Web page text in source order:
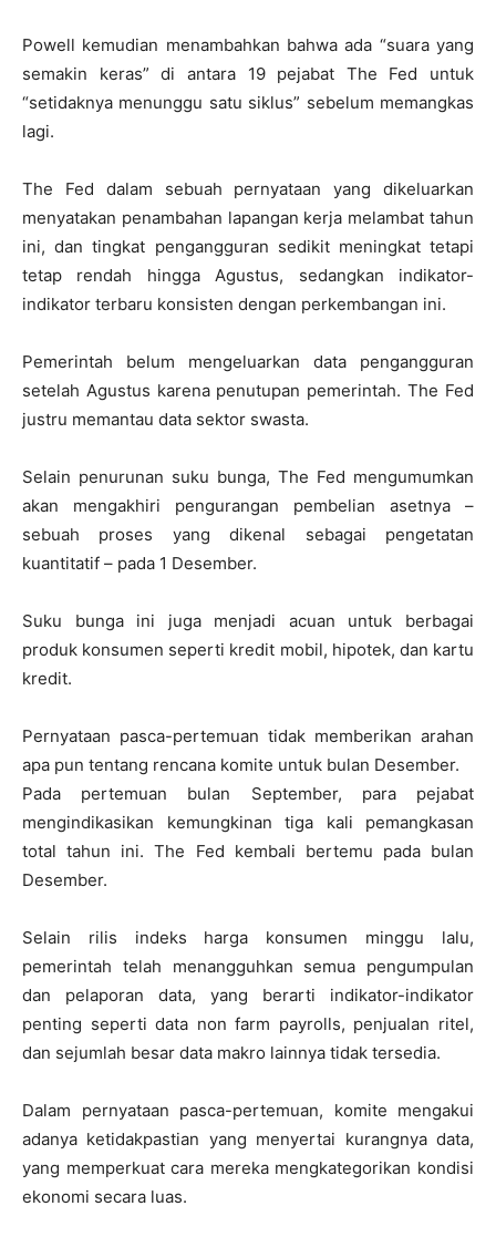
Powell kemudian menambahkan bahwa ada “suara yang
semakin keras” di antara 19 pejabat The Fed untuk
“setidaknya menunggu satu siklus” sebelum memangkas
lagi.
The Fed dalam sebuah pernyataan yang dikeluarkan
menyatakan penambahan lapangan kerja melambat tahun
ini, dan tingkat pengangguran sedikit meningkat tetapi
tetap rendah hingga Agustus, sedangkan indikator-
indikator terbaru konsisten dengan perkembangan ini.
Pemerintah belum mengeluarkan data pengangguran
setelah Agustus karena penutupan pemerintah. The Fed
justru memantau data sektor swasta.
Selain penurunan suku bunga, The Fed mengumumkan
akan mengakhiri pengurangan pembelian asetnya –
sebuah proses yang dikenal sebagai pengetatan
kuantitatif – pada 1 Desember.
Suku bunga ini juga menjadi acuan untuk berbagai
produk konsumen seperti kredit mobil, hipotek, dan kartu
kredit.
Pernyataan pasca-pertemuan tidak memberikan arahan
apa pun tentang rencana komite untuk bulan Desember.
Pada pertemuan bulan September, para pejabat
mengindikasikan kemungkinan tiga kali pemangkasan
total tahun ini. The Fed kembali bertemu pada bulan
Desember.
Selain rilis indeks harga konsumen minggu lalu,
pemerintah telah menangguhkan semua pengumpulan
dan pelaporan data, yang berarti indikator-indikator
penting seperti data non farm payrolls, penjualan ritel,
dan sejumlah besar data makro lainnya tidak tersedia.
Dalam pernyataan pasca-pertemuan, komite mengakui
adanya ketidakpastian yang menyertai kurangnya data,
yang memperkuat cara mereka mengkategorikan kondisi
ekonomi secara luas.